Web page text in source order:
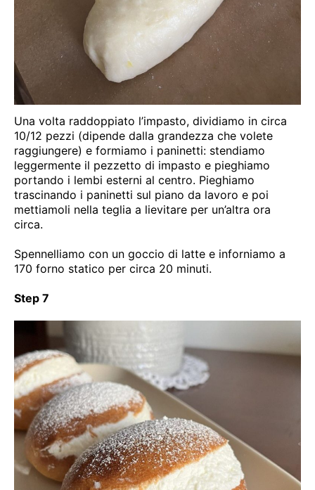
Una volta raddoppiato l’impasto, dividiamo in circa
10/12 pezzi (dipende dalla grandezza che volete
raggiungere) e formiamo i paninetti: stendiamo
leggermente il pezzetto di impasto e pieghiamo
portando i lembi esterni al centro. Pieghiamo
trascinando i paninetti sul piano da lavoro e poi
mettiamoli nella teglia a lievitare per un’altra ora
circa.
Spennelliamo con un goccio di latte e inforniamo a
170 forno statico per circa 20 minuti.
Step 7